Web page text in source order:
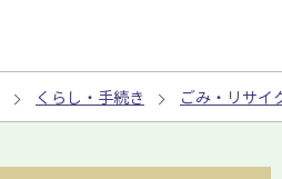
くらし・手続き ごみ・リサイ